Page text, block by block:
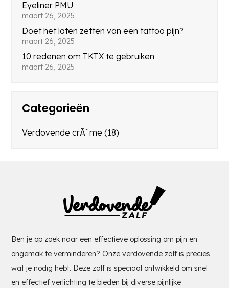
Eyeliner PMU
maart 26, 2025
Doet het laten zetten van een tattoo pijn?
maart 26, 2025
10 redenen om TKTX te gebruiken
maart 26, 2025
Categorieën
Verdovende crÃ¨me (18)
Ben je op zoek naar een effectieve oplossing om pijn en
ongemak te verminderen? Onze verdovende zalf is precies
wat je nodig hebt. Deze zalf is speciaal ontwikkeld om snel
en effectief verlichting te bieden bij diverse pijnlijke